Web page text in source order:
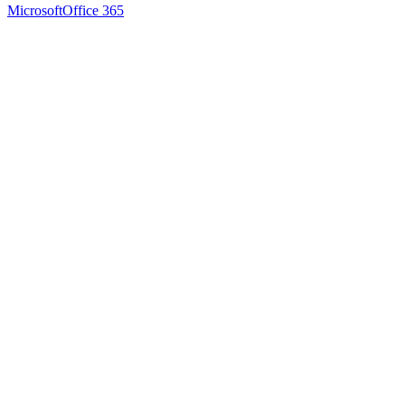
MicrosoftOffice 365